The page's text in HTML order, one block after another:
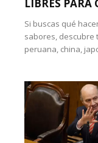
LIBRES PARA
Si buscas qué
sabores, descubre
peruana, china,